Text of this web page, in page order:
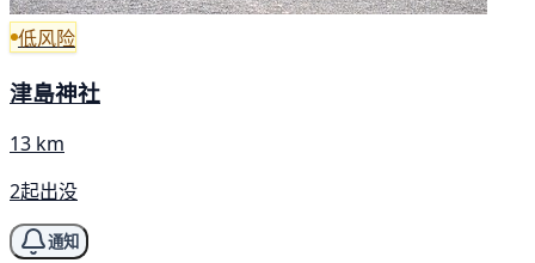
低风险
津島神社
13 km
2起出没
通知